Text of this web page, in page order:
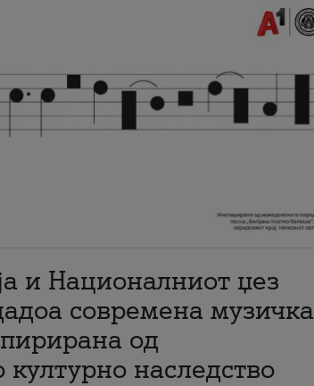
и Националниот џез
современа музичка
од
наследство